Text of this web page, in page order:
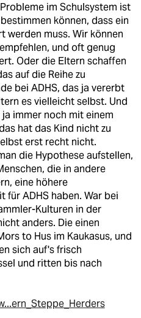
im Schulsystem ist
können, dass ein
werden muss. Wir können
und oft genug
Oder die Eltern schaffen
auf die Reihe zu
bei ADHS, das ja vererbt
es vielleicht selbst. Und
immer noch mit einem
hat das Kind nicht zu
erst recht nicht.
die Hypothese aufstellen,
die in andere
eine höhere
für ADHS haben. War bei
Kulturen in der
anders. Die einen
to Hus im Kaukasus, und
sich auf's frisch
und ritten bis nach